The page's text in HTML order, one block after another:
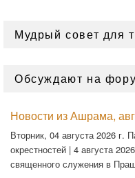
Мудрый совет для
Обсуждают на
Новости из Ашрама,
Вторник, 04 августа 2026 г.
окрестностей | 4 августа
священного служения в